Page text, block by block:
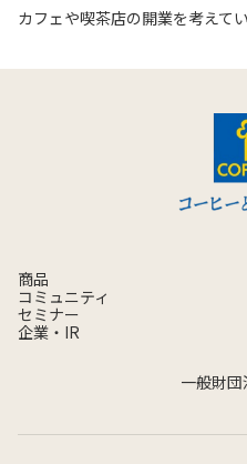
カフェや喫茶店の開業を考えて
商品
コミュニティ
セミナー
企業・IR
一般財